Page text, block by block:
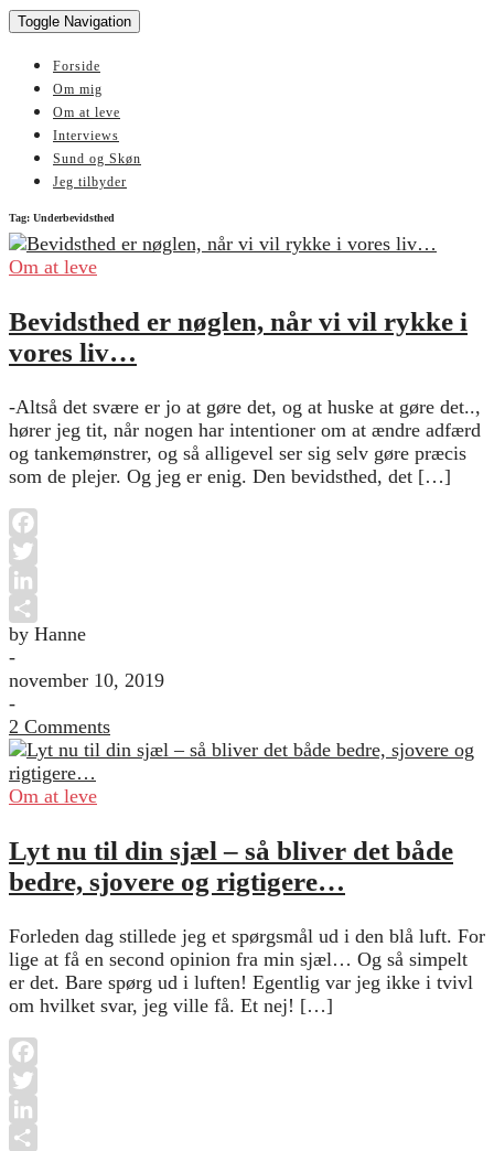
Toggle Navigation
Forside
Om mig
Om at leve
Interviews
Sund og Skøn
Jeg tilbyder
Tag: Underbevidsthed
Om at leve
Bevidsthed er nøglen, når vi vil rykke i
vores liv…
-Altså det svære er jo at gøre det, og at huske at gøre det..,
hører jeg tit, når nogen har intentioner om at ændre adfærd
og tankemønstrer, og så alligevel ser sig selv gøre præcis
som de plejer. Og jeg er enig. Den bevidsthed, det […]
Facebook
Twitter
LinkedIn
Share
by Hanne
-
november 10, 2019
-
2 Comments
Om at leve
Lyt nu til din sjæl – så bliver det både
bedre, sjovere og rigtigere…
Forleden dag stillede jeg et spørgsmål ud i den blå luft. For
lige at få en second opinion fra min sjæl… Og så simpelt
er det. Bare spørg ud i luften! Egentlig var jeg ikke i tvivl
om hvilket svar, jeg ville få. Et nej! […]
Facebook
Twitter
LinkedIn